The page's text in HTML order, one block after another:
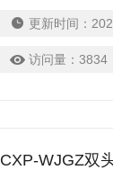
更新时间：
访问量：3834
CXP-WJGZ双